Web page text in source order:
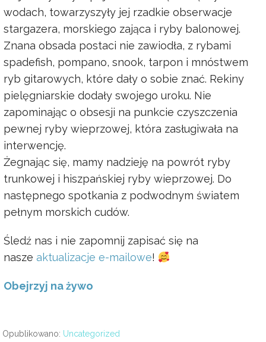
wodach, towarzyszyły jej rzadkie obserwacje
stargazera, morskiego zająca i ryby balonowej.
Znana obsada postaci nie zawiodła, z rybami
spadefish, pompano, snook, tarpon i mnóstwem
ryb gitarowych, które dały o sobie znać. Rekiny
pielęgniarskie dodały swojego uroku. Nie
zapominając o obsesji na punkcie czyszczenia
pewnej ryby wieprzowej, która zasługiwała na
interwencję.
Żegnając się, mamy nadzieję na powrót ryby
trunkowej i hiszpańskiej ryby wieprzowej. Do
następnego spotkania z podwodnym światem
pełnym morskich cudów.
Śledź nas i nie zapomnij zapisać się na
nasze aktualizacje e-mailowe!
Obejrzyj na żywo
Opublikowano: Uncategorized